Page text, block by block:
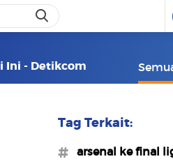
Ini - Detikcom
Tag Terkait:
#arsenal ke final